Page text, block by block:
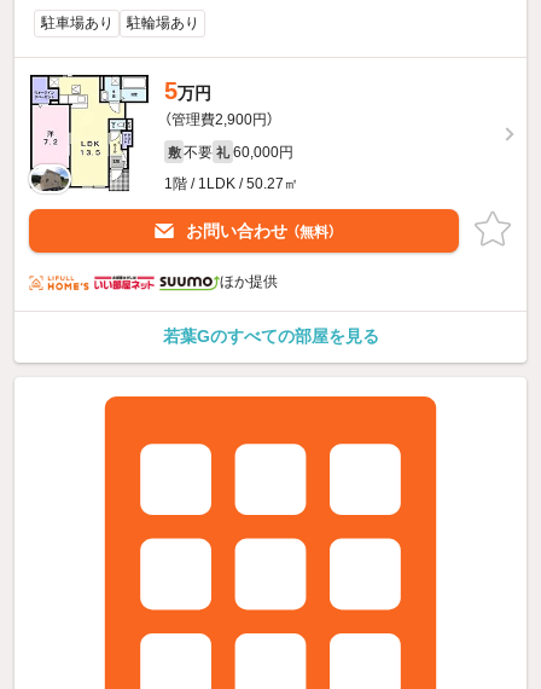
駐車場あり
駐輪場あり
5万円
（管理費2,900円）
敷 不要 礼 60,000円
1階 / 1LDK / 50.27㎡
お問い合わせ （無料）
ほか提供
若葉Gのすべての部屋を見る